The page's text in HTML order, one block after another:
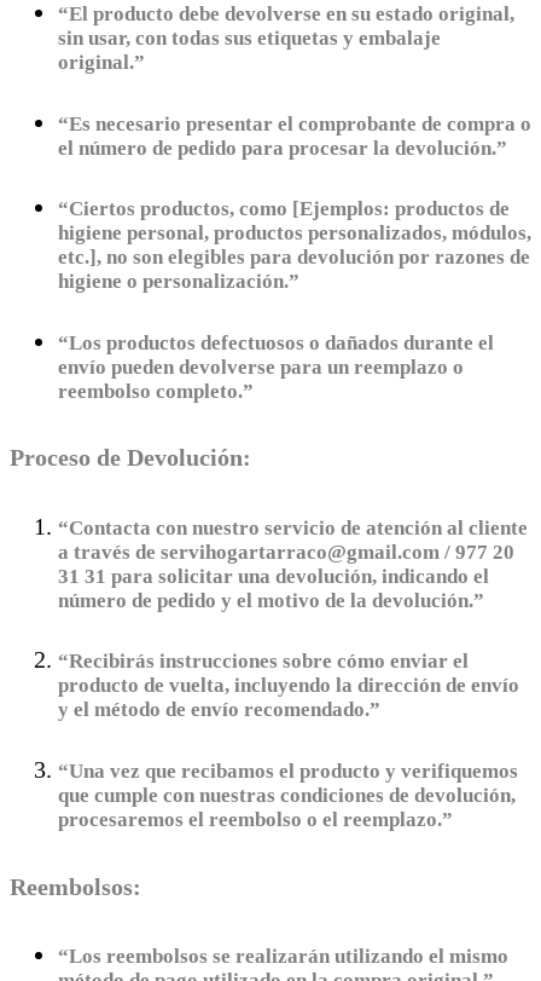
“El producto debe devolverse en su estado original,
sin usar, con todas sus etiquetas y embalaje
original.”
“Es necesario presentar el comprobante de compra o
el número de pedido para procesar la devolución.”
“Ciertos productos, como [Ejemplos: productos de
higiene personal, productos personalizados, módulos,
etc.], no son elegibles para devolución por razones de
higiene o personalización.”
“Los productos defectuosos o dañados durante el
envío pueden devolverse para un reemplazo o
reembolso completo.”
Proceso de Devolución:
“Contacta con nuestro servicio de atención al cliente
a través de servihogartarraco@gmail.com / 977 20
31 31 para solicitar una devolución, indicando el
número de pedido y el motivo de la devolución.”
“Recibirás instrucciones sobre cómo enviar el
producto de vuelta, incluyendo la dirección de envío
y el método de envío recomendado.”
“Una vez que recibamos el producto y verifiquemos
que cumple con nuestras condiciones de devolución,
procesaremos el reembolso o el reemplazo.”
Reembolsos:
“Los reembolsos se realizarán utilizando el mismo